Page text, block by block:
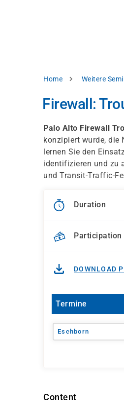
Breadcrumb
Home Weitere
Firewall:
Palo Alto Firewall
konzipiert wurde, die
lernen Sie den
identifizieren und zu
und Transit-Traffic-
Duration
Participation
DOWNLOAD
Termine
Eschborn
Content